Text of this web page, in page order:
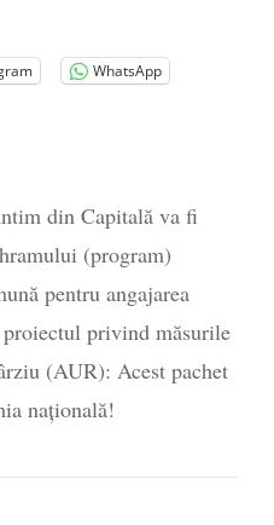
despre
Volodymyr
înlăturat din Iași
WhatsApp
din Capitală va fi
(program)
pentru angajarea
privind măsurile
(AUR): Acest pachet
națională!